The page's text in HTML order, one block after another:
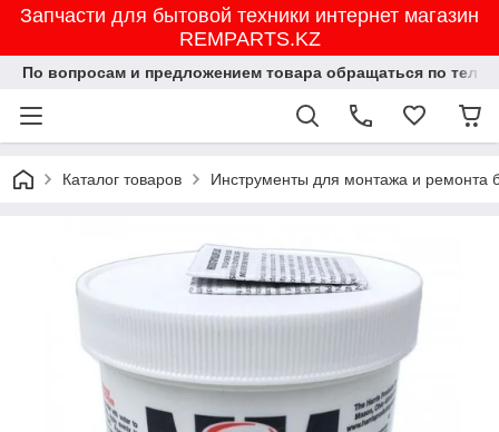
Запчасти для бытовой техники интернет магазин
REMPARTS.KZ
По вопросам и предложением товара обращаться по
Каталог товаров Инструменты для монтажа и ремонта